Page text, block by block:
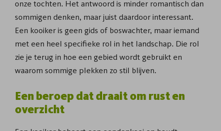
onze tochten. Het antwoord is minder romantisch dan
sommigen denken, maar juist daardoor interessant.
Een kooiker is geen gids of boswachter, maar iemand
met een heel specifieke rol in het landschap. Die rol
zie je terug in hoe een gebied wordt gebruikt en
waarom sommige plekken zo stil blijven.
Een beroep dat draait om rust en
overzicht